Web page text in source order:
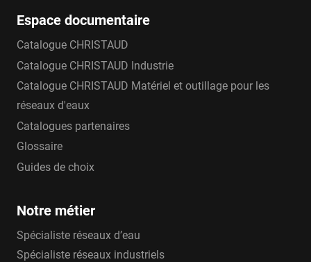
Espace documentaire
Catalogue CHRISTAUD
Catalogue CHRISTAUD Industrie
Catalogue CHRISTAUD Matériel et outillage pour les
réseaux d'eaux
Catalogues partenaires
Glossaire
Guides de choix
Notre métier
Spécialiste réseaux d’eau
Spécialiste réseaux industriels